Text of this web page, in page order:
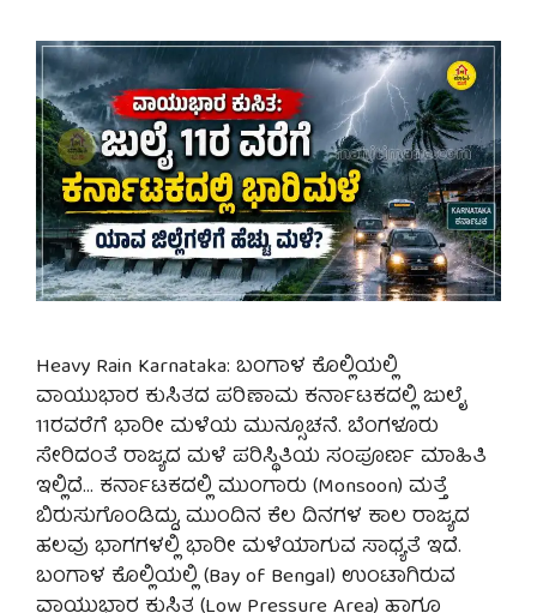
Heavy Rain Karnataka: ಬಂಗಾಳ ಕೊಲ್ಲಿಯಲ್ಲಿ
ವಾಯುಭಾರ ಕುಸಿತದ ಪರಿಣಾಮ ಕರ್ನಾಟಕದಲ್ಲಿ ಜುಲೈ
11ರವರೆಗೆ ಭಾರೀ ಮಳೆಯ ಮುನ್ಸೂಚನೆ. ಬೆಂಗಳೂರು
ಸೇರಿದಂತೆ ರಾಜ್ಯದ ಮಳೆ ಪರಿಸ್ಥಿತಿಯ ಸಂಪೂರ್ಣ ಮಾಹಿತಿ
ಇಲ್ಲಿದೆ… ಕರ್ನಾಟಕದಲ್ಲಿ ಮುಂಗಾರು (Monsoon) ಮತ್ತೆ
ಬಿರುಸುಗೊಂಡಿದ್ದು, ಮುಂದಿನ ಕೆಲ ದಿನಗಳ ಕಾಲ ರಾಜ್ಯದ
ಹಲವು ಭಾಗಗಳಲ್ಲಿ ಭಾರೀ ಮಳೆಯಾಗುವ ಸಾಧ್ಯತೆ ಇದೆ.
ಬಂಗಾಳ ಕೊಲ್ಲಿಯಲ್ಲಿ (Bay of Bengal) ಉಂಟಾಗಿರುವ